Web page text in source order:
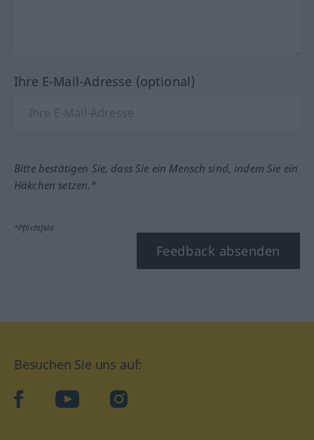
Ihre E-Mail-Adresse (optional)
Bitte bestätigen Sie, dass Sie ein Mensch sind, indem Sie ein
Häkchen setzen.*
*Pflichtfeld
Feedback absenden
Besuchen Sie uns auf:
facebookYouTube Instagram